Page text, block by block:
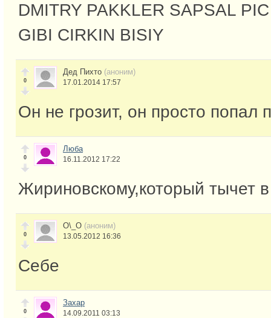
DMITRY PAKKLER SAPSAL
GIBI CIRKIN BISIY
0
Дед Пихто (аноним)
17.01.2014 17:57
Он не грозит, он просто попал
0
Люба
16.11.2012 17:22
Жириновскому,который тычет
0
O\_O (аноним)
13.05.2012 16:36
Себе
0
Захар
14.09.2011 03:13